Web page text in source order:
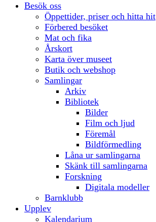
Besök oss
Öppettider, priser och hitta hit
Förbered besöket
Mat och fika
Årskort
Karta över museet
Butik och webshop
Samlingar
Arkiv
Bibliotek
Bilder
Film och ljud
Föremål
Bildförmedling
Låna ur samlingarna
Skänk till samlingarna
Forskning
Digitala modeller
Barnklubb
Upplev
Kalendarium